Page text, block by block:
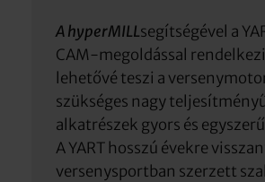
A hyperMILLsegítségével a
CAM-megoldással
lehetővé teszi a
szükséges nagy
alkatrészek gyors és
A YART hosszú évekre
versenysportban szerzett